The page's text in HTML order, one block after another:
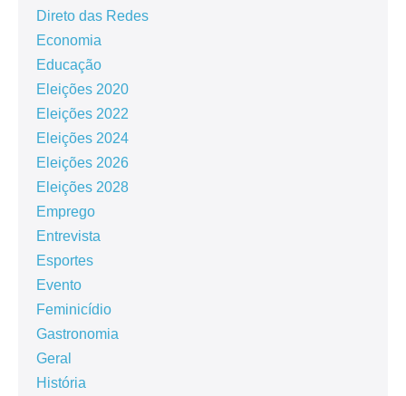
Direto das Redes
Economia
Educação
Eleições 2020
Eleições 2022
Eleições 2024
Eleições 2026
Eleições 2028
Emprego
Entrevista
Esportes
Evento
Feminicídio
Gastronomia
Geral
História